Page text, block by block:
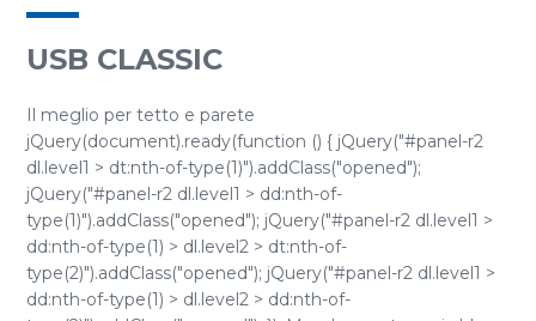
USB CLASSIC
Il meglio per tetto e parete
jQuery(document).ready(function () { jQuery("#panel-r2
dl.level1 > dt:nth-of-type(1)").addClass("opened");
jQuery("#panel-r2 dl.level1 > dd:nth-of-
type(1)").addClass("opened"); jQuery("#panel-r2 dl.level1 >
dd:nth-of-type(1) > dl.level2 > dt:nth-of-
type(2)").addClass("opened"); jQuery("#panel-r2 dl.level1 >
dd:nth-of-type(1) > dl.level2 > dd:nth-of-